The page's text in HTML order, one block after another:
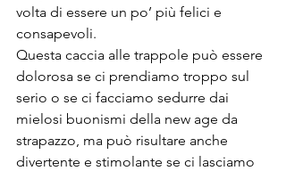
volta di essere un po’ più felici e
consapevoli.
Questa caccia alle trappole può essere
dolorosa se ci prendiamo troppo sul
serio o se ci facciamo sedurre dai
mielosi buonismi della new age da
strapazzo, ma può risultare anche
divertente e stimolante se ci lasciamo